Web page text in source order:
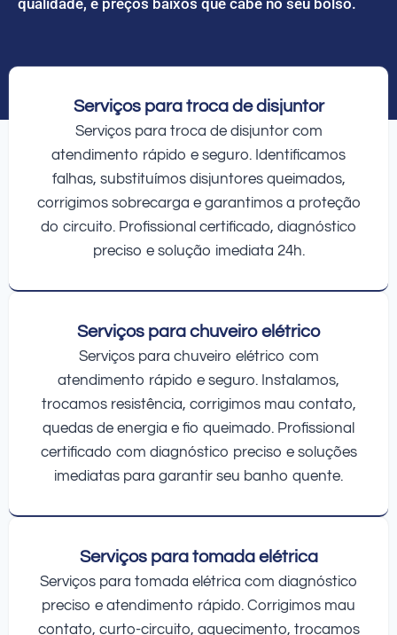
Serviços para troca de disjuntor
Serviços para troca de disjuntor com
atendimento rápido e seguro. Identificamos
falhas, substituímos disjuntores queimados,
corrigimos sobrecarga e garantimos a proteção
do circuito. Profissional certificado, diagnóstico
preciso e solução imediata 24h.
Serviços para chuveiro elétrico
Serviços para chuveiro elétrico com
atendimento rápido e seguro. Instalamos,
trocamos resistência, corrigimos mau contato,
quedas de energia e fio queimado. Profissional
certificado com diagnóstico preciso e soluções
imediatas para garantir seu banho quente.
Serviços para tomada elétrica
Serviços para tomada elétrica com diagnóstico
preciso e atendimento rápido. Corrigimos mau
contato, curto-circuito, aquecimento, trocamos